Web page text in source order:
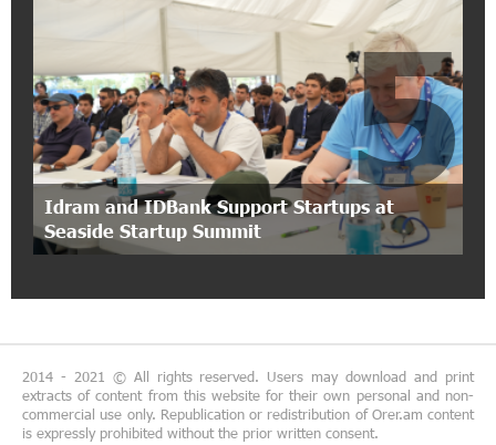
Ucom Introduces the New uMix 5000 Regional
Package: 3 Services for Just AMD 5,000 per
Month
11:55:53 2-07-2026
"Monaco glamour, Vegas energy, Macau prestige
- yet uniquely Armenian." Artak Tovmasyan on
how Seven Visions is redefining world-class hospitality
11:56:27 1-07-2026
uTravel Packages
15:08:55 30-06-2026
Artur Nakhshikyan has joined the Supervisory
Idram and IDBank Support Startups at
Seaside Startup Summit
5
2014 - 2021 © All rights reserved. Users may download and print
extracts of content from this website for their own personal and non-
commercial use only. Republication or redistribution of Orer.am content
is expressly prohibited without the prior written consent.